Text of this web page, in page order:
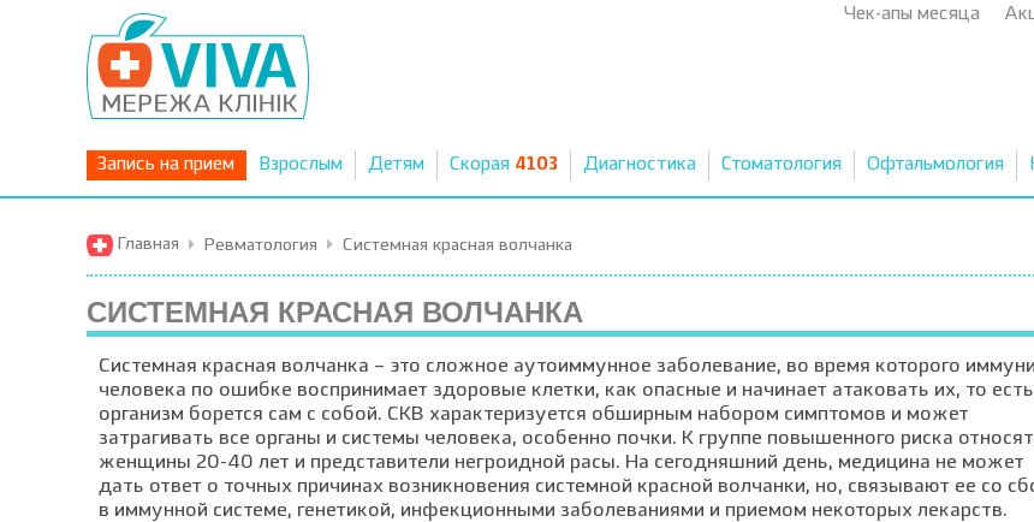
Чек-апы месяца
Запись на прием Взрослым Детям Скорая 4103 Диагностика Стоматология Офтальмология
Главная Ревматология Системная красная волчанка
СИСТЕМНАЯ КРАСНАЯ ВОЛЧАНКА
Системная красная волчанка – это сложное аутоиммунное заболевание, во время которого
человека по ошибке воспринимает здоровые клетки, как опасные и начинает атаковать их, то есть
организм борется сам с собой. СКВ характеризуется обширным набором симптомов и может
затрагивать все органы и системы человека, особенно почки. К группе повышенного риска
женщины 20-40 лет и представители негроидной расы. На сегодняшний день, медицина не может
дать ответ о точных причинах возникновения системной красной волчанки, но, связывают ее со
в иммунной системе, генетикой, инфекционными заболеваниями и приемом некоторых лекарств.